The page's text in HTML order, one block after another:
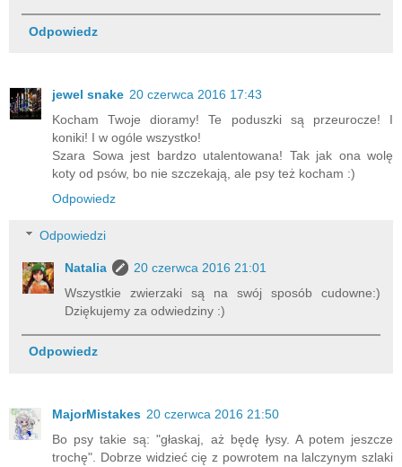
Odpowiedz
jewel snake 20 czerwca 2016 17:43
Kocham Twoje dioramy! Te poduszki są przeurocze! I
koniki! I w ogóle wszystko!
Szara Sowa jest bardzo utalentowana! Tak jak ona wolę
koty od psów, bo nie szczekają, ale psy też kocham :)
Odpowiedz
Odpowiedzi
Natalia
20 czerwca 2016 21:01
Wszystkie zwierzaki są na swój sposób cudowne:)
Dziękujemy za odwiedziny :)
Odpowiedz
MajorMistakes 20 czerwca 2016 21:50
Bo psy takie są: "głaskaj, aż będę łysy. A potem jeszcze
trochę". Dobrze widzieć cię z powrotem na lalczynym szlaki